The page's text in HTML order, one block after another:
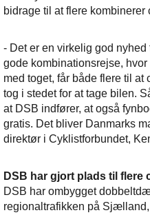
bidrage til at flere
- Det er en virkelig god
gode kombinationsrejse,
med toget, får både flere til at
tog i stedet for at tage bilen.
at DSB indfører, at også
gratis. Det bliver Danmarks
direktør i Cyklistforbundet,
DSB har gjort plads til flere
DSB har ombygget
regionaltrafikken på